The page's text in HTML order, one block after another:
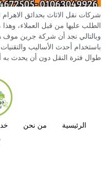
شركات نقل الاثاث بحدائق
الطلب عليها من قبل العملاء،
وبالتالي نجد أن شركة جرين
باستخدام أحدث الأساليب
طوال فترة النقل دون أن يحدث
الرئيسية من نحن